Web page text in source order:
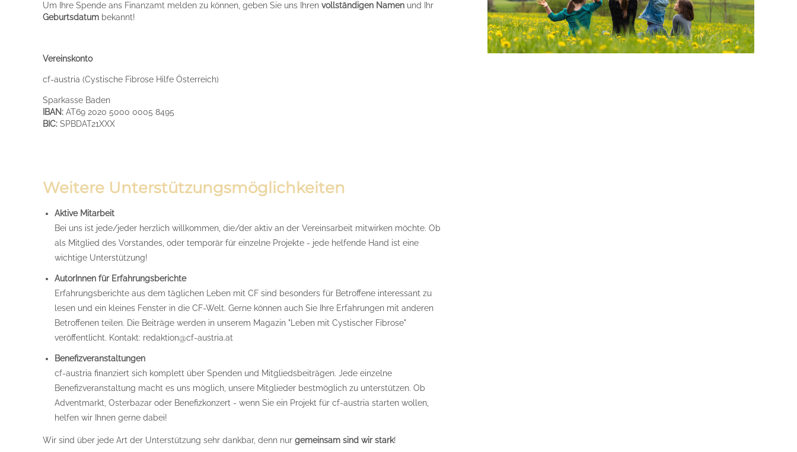
Um Ihre Spende ans Finanzamt melden zu können, geben Sie uns Ihren vollständigen Namen und Ihr
Geburtsdatum bekannt!
Vereinskonto
cf-austria (Cystische Fibrose Hilfe Österreich)
Sparkasse Baden
IBAN: AT69 2020 5000 0005 8495
BIC: SPBDAT21XXX
Weitere Unterstützungsmöglichkeiten
Aktive Mitarbeit
Bei uns ist jede/jeder herzlich willkommen, die/der aktiv an der Vereinsarbeit mitwirken möchte. Ob
als Mitglied des Vorstandes, oder temporär für einzelne Projekte - jede helfende Hand ist eine
wichtige Unterstützung!
AutorInnen für Erfahrungsberichte
Erfahrungsberichte aus dem täglichen Leben mit CF sind besonders für Betroffene interessant zu
lesen und ein kleines Fenster in die CF-Welt. Gerne können auch Sie Ihre Erfahrungen mit anderen
Betroffenen teilen. Die Beiträge werden in unserem Magazin "Leben mit Cystischer Fibrose"
veröffentlicht. Kontakt: redaktion@cf-austria.at
Benefizveranstaltungen
cf-austria finanziert sich komplett über Spenden und Mitgliedsbeiträgen. Jede einzelne
Benefizveranstaltung macht es uns möglich, unsere Mitglieder bestmöglich zu unterstützen. Ob
Adventmarkt, Osterbazar oder Benefizkonzert - wenn Sie ein Projekt für cf-austria starten wollen,
helfen wir Ihnen gerne dabei!
Wir sind über jede Art der Unterstützung sehr dankbar, denn nur gemeinsam sind wir stark!